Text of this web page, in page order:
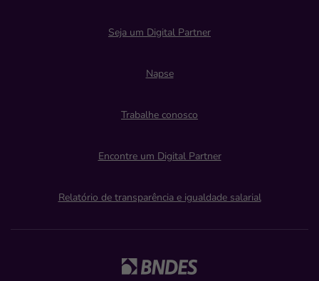
Seja um Digital Partner
Napse
Trabalhe conosco
Encontre um Digital Partner
Relatório de transparência e igualdade salarial